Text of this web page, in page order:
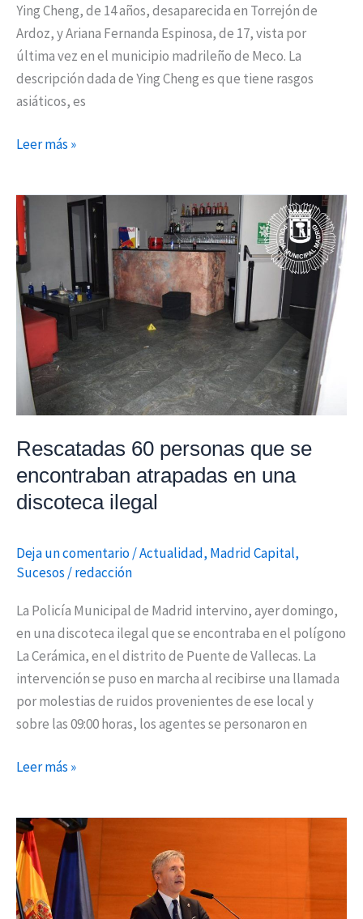
Ying Cheng, de 14 años, desaparecida en Torrejón de
Ardoz, y Ariana Fernanda Espinosa, de 17, vista por
última vez en el municipio madrileño de Meco. La
descripción dada de Ying Cheng es que tiene rasgos
asiáticos, es
Leer más »
Rescatadas 60 personas que se
encontraban atrapadas en una
discoteca ilegal
Deja un comentario/Actualidad, Madrid Capital,
Sucesos /redacción
La Policía Municipal de Madrid intervino, ayer domingo,
en una discoteca ilegal que se encontraba en el polígono
La Cerámica, en el distrito de Puente de Vallecas. La
intervención se puso en marcha al recibirse una llamada
por molestias de ruidos provenientes de ese local y
sobre las 09:00 horas, los agentes se personaron en
Rescatadas
60
personas
que
se
encontraban
atrapadas
en
una
discoteca
Leer más »
La
violencia
de
género